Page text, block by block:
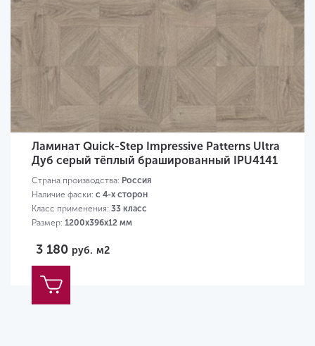
Ламинат Quick-Step Impressive Patterns Ultra
Дуб серый тёплый брашированный IPU4141
Страна производства: Россия
Наличие фаски: с 4-х сторон
Класс применения: 33 класс
Размер: 1200х396х12 мм
3 180 руб. м2